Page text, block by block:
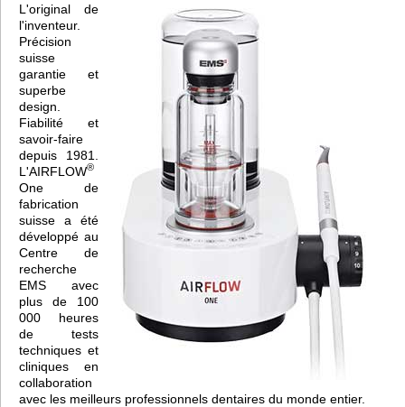
L'original de
l'inventeur.
Précision
suisse
garantie et
superbe
design.
Fiabilité et
savoir-faire
depuis 1981.
L'AIRFLOW®
One de
fabrication
suisse a été
développé au
Centre de
recherche
EMS avec
plus de 100
000 heures
de tests
techniques et
cliniques en
collaboration
avec les meilleurs professionnels dentaires du monde entier.